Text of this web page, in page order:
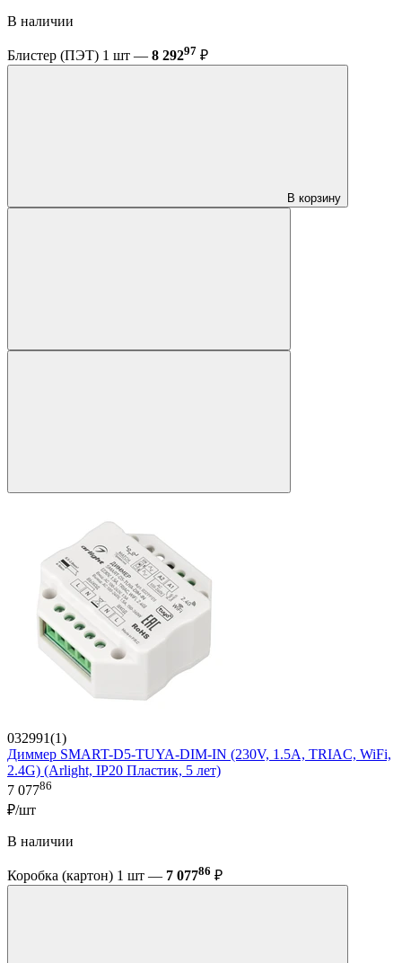
В наличии
Блистер (ПЭТ) 1 шт — 8 29297 ₽
В корзину
032991(1)
Диммер SMART-D5-TUYA-DIM-IN (230V, 1.5A, TRIAC, WiFi,
2.4G) (Arlight, IP20 Пластик, 5 лет)
7 07786
₽/шт
В наличии
Коробка (картон) 1 шт — 7 07786 ₽